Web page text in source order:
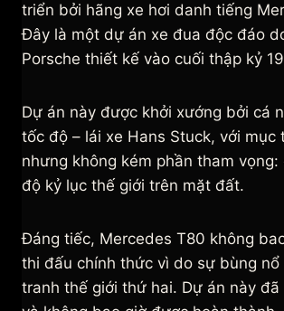
triển bởi hãng xe hơi danh tiếng
Đây là một dự án xe đua độc đáo
Porsche thiết kế vào cuối thập kỷ
Dự án này được khởi xướng bởi cá
tốc độ – lái xe Hans Stuck, với mục
nhưng không kém phần tham
độ kỷ lục thế giới trên mặt đất.
Đáng tiếc, Mercedes T80 không
thi đấu chính thức vì do sự bùng nổ
tranh thế giới thứ hai. Dự án này